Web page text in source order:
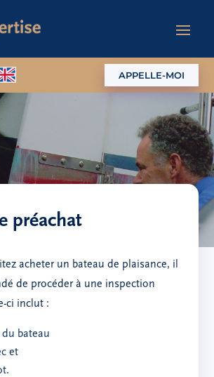
APPELLE-MOI
préachat
acheter un bateau de plaisance, il
de procéder à une inspection
ci inclut :
du bateau
et